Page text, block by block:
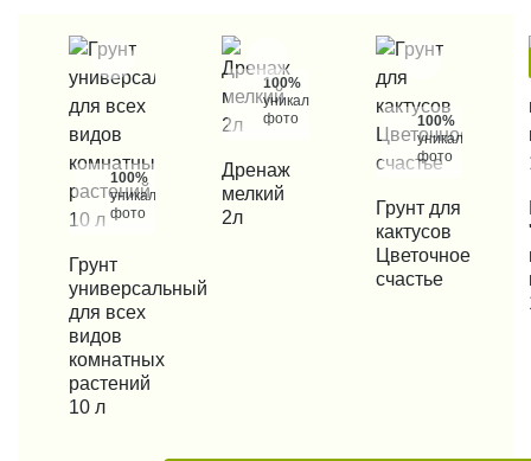
100%
уникальные
фото
КУПИТЬ В 1 КЛИК
Грунт
универсальный
для всех
видов
комнатных
растений
10 л
100%
уникальные
фото
КУПИТЬ В 1 КЛИК
Дренаж
мелкий
2л
100%
уникальные
фото
КУПИТЬ В 1 КЛИК
Грунт для
кактусов
Цветочное
счастье